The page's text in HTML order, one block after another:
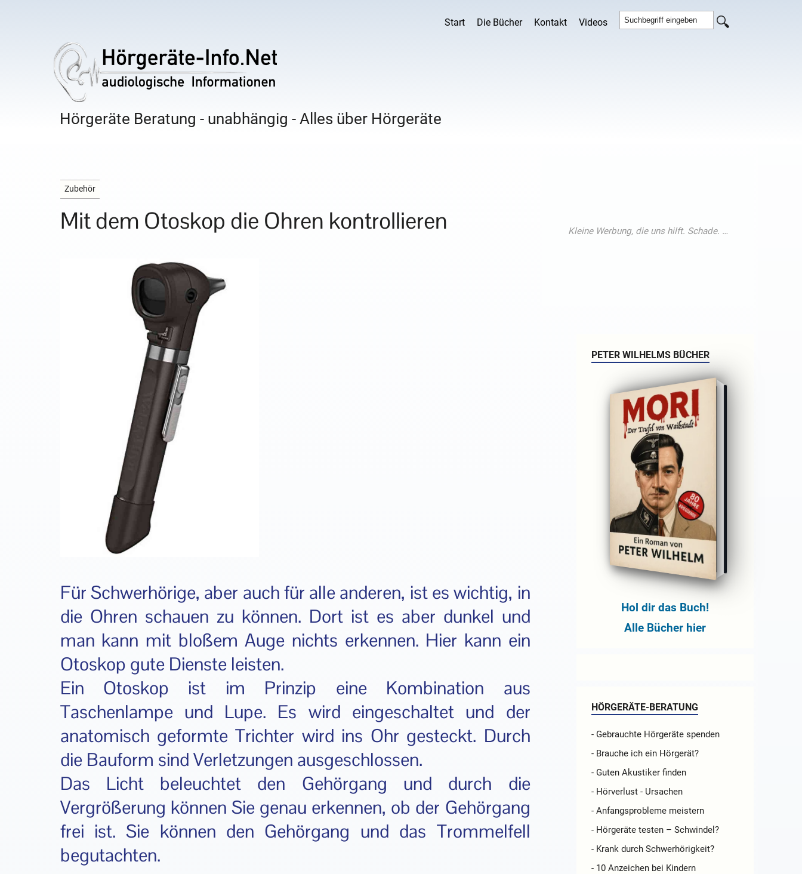
Start Die Bücher Kontakt Videos
Hörgeräte Beratung - unabhängig - Alles über Hörgeräte
Zubehör
Mit dem Otoskop die Ohren kontrollieren
Für Schwerhörige, aber auch für alle anderen, ist es wichtig, in
die Ohren schauen zu können. Dort ist es aber dunkel und
man kann mit bloßem Auge nichts erkennen. Hier kann ein
Otoskop gute Dienste leisten.
Ein Otoskop ist im Prinzip eine Kombination aus
Taschenlampe und Lupe. Es wird eingeschaltet und der
anatomisch geformte Trichter wird ins Ohr gesteckt. Durch
die Bauform sind Verletzungen ausgeschlossen.
Das Licht beleuchtet den Gehörgang und durch die
Vergrößerung können Sie genau erkennen, ob der Gehörgang
frei ist. Sie können den Gehörgang und das Trommelfell
begutachten.
PETER WILHELMS BÜCHER
Hol dir das Buch!
Alle Bücher hier
HÖRGERÄTE-BERATUNG
- Gebrauchte Hörgeräte spenden
- Brauche ich ein Hörgerät?
- Guten Akustiker finden
- Hörverlust - Ursachen
- Anfangsprobleme meistern
- Hörgeräte testen – Schwindel?
- Krank durch Schwerhörigkeit?
- 10 Anzeichen bei Kindern